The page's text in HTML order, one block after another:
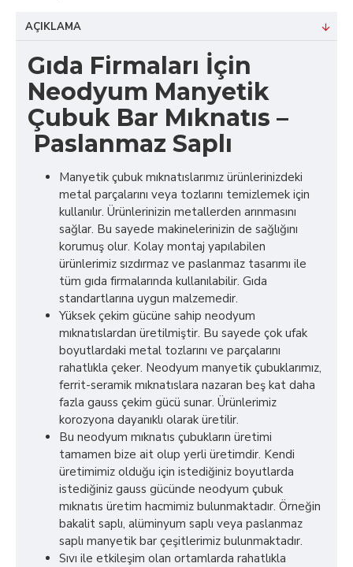
AÇIKLAMA
Gıda Firmaları İçin
Neodyum Manyetik
Çubuk Bar Mıknatıs –
Paslanmaz Saplı
Manyetik çubuk mıknatıslarımız ürünlerinizdeki
metal parçalarını veya tozlarını temizlemek için
kullanılır. Ürünlerinizin metallerden arınmasını
sağlar. Bu sayede makinelerinizin de sağlığını
korumuş olur. Kolay montaj yapılabilen
ürünlerimiz sızdırmaz ve paslanmaz tasarımı ile
tüm gıda firmalarında kullanılabilir. Gıda
standartlarına uygun malzemedir.
Yüksek çekim gücüne sahip neodyum
mıknatıslardan üretilmiştir. Bu sayede çok ufak
boyutlardaki metal tozlarını ve parçalarını
rahatlıkla çeker. Neodyum manyetik çubuklarımız,
ferrit-seramik mıknatıslara nazaran beş kat daha
fazla gauss çekim gücü sunar. Ürünlerimiz
korozyona dayanıklı olarak üretilir.
Bu neodyum mıknatıs çubukların üretimi
tamamen bize ait olup yerli üretimdir. Kendi
üretimimiz olduğu için istediğiniz boyutlarda
istediğiniz gauss gücünde neodyum çubuk
mıknatıs üretim hacmimiz bulunmaktadır. Örneğin
bakalit saplı, alüminyum saplı veya paslanmaz
saplı manyetik bar çeşitlerimiz bulunmaktadır.
Sıvı ile etkileşim olan ortamlarda rahatlıkla